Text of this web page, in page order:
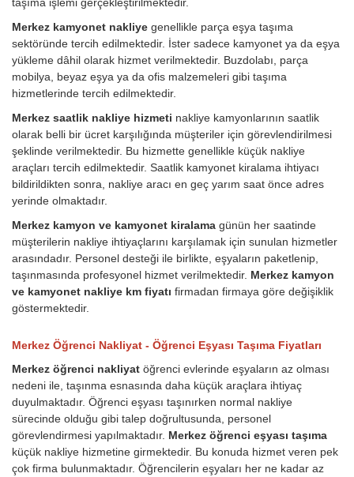
Merkez kamyonet nakliye genellikle parça eşya taşıma
sektöründe tercih edilmektedir. İster sadece kamyonet ya da eşya
yükleme dâhil olarak hizmet verilmektedir. Buzdolabı, parça
mobilya, beyaz eşya ya da ofis malzemeleri gibi taşıma
hizmetlerinde tercih edilmektedir.
Merkez saatlik nakliye hizmeti nakliye kamyonlarının saatlik
olarak belli bir ücret karşılığında müşteriler için görevlendirilmesi
şeklinde verilmektedir. Bu hizmette genellikle küçük nakliye
araçları tercih edilmektedir. Saatlik kamyonet kiralama ihtiyacı
bildirildikten sonra, nakliye aracı en geç yarım saat önce adres
yerinde olmaktadır.
Merkez kamyon ve kamyonet kiralama günün her saatinde
müşterilerin nakliye ihtiyaçlarını karşılamak için sunulan hizmetler
arasındadır. Personel desteği ile birlikte, eşyaların paketlenip,
taşınmasında profesyonel hizmet verilmektedir. Merkez kamyon
ve kamyonet nakliye km fiyatı firmadan firmaya göre değişiklik
göstermektedir.
Merkez Öğrenci Nakliyat - Öğrenci Eşyası Taşıma Fiyatları
Merkez öğrenci nakliyat öğrenci evlerinde eşyaların az olması
nedeni ile, taşınma esnasında daha küçük araçlara ihtiyaç
duyulmaktadır. Öğrenci eşyası taşınırken normal nakliye
sürecinde olduğu gibi talep doğrultusunda, personel
görevlendirmesi yapılmaktadır. Merkez öğrenci eşyası taşıma
küçük nakliye hizmetine girmektedir. Bu konuda hizmet veren pek
çok firma bulunmaktadır. Öğrencilerin eşyaları her ne kadar az